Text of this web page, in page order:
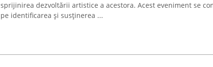
sprijinirea dezvoltării artistice a acestora. Acest eveniment se
pe identificarea și susținerea ...